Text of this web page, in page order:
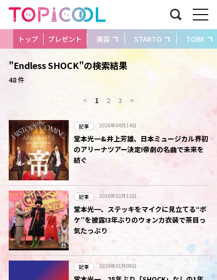
トップ プレゼント 美容 STARTO TOBE
"Endless SHOCK"の検索結果
48 件
< 1 2 3 >
記事 2026年04月14日
堂本光一&井上芳雄、日本ミュージカル界初
のアリーナツアー決定!帝劇の名曲で未来を
紡ぐ
記事 2026年02月12日
堂本光一、ステッキをマイクに見立てる“ボ
ケ”を披露!3年ぶりのウォンカ衣装で茶目っ
気たっぷり
記事 2026年01月08日